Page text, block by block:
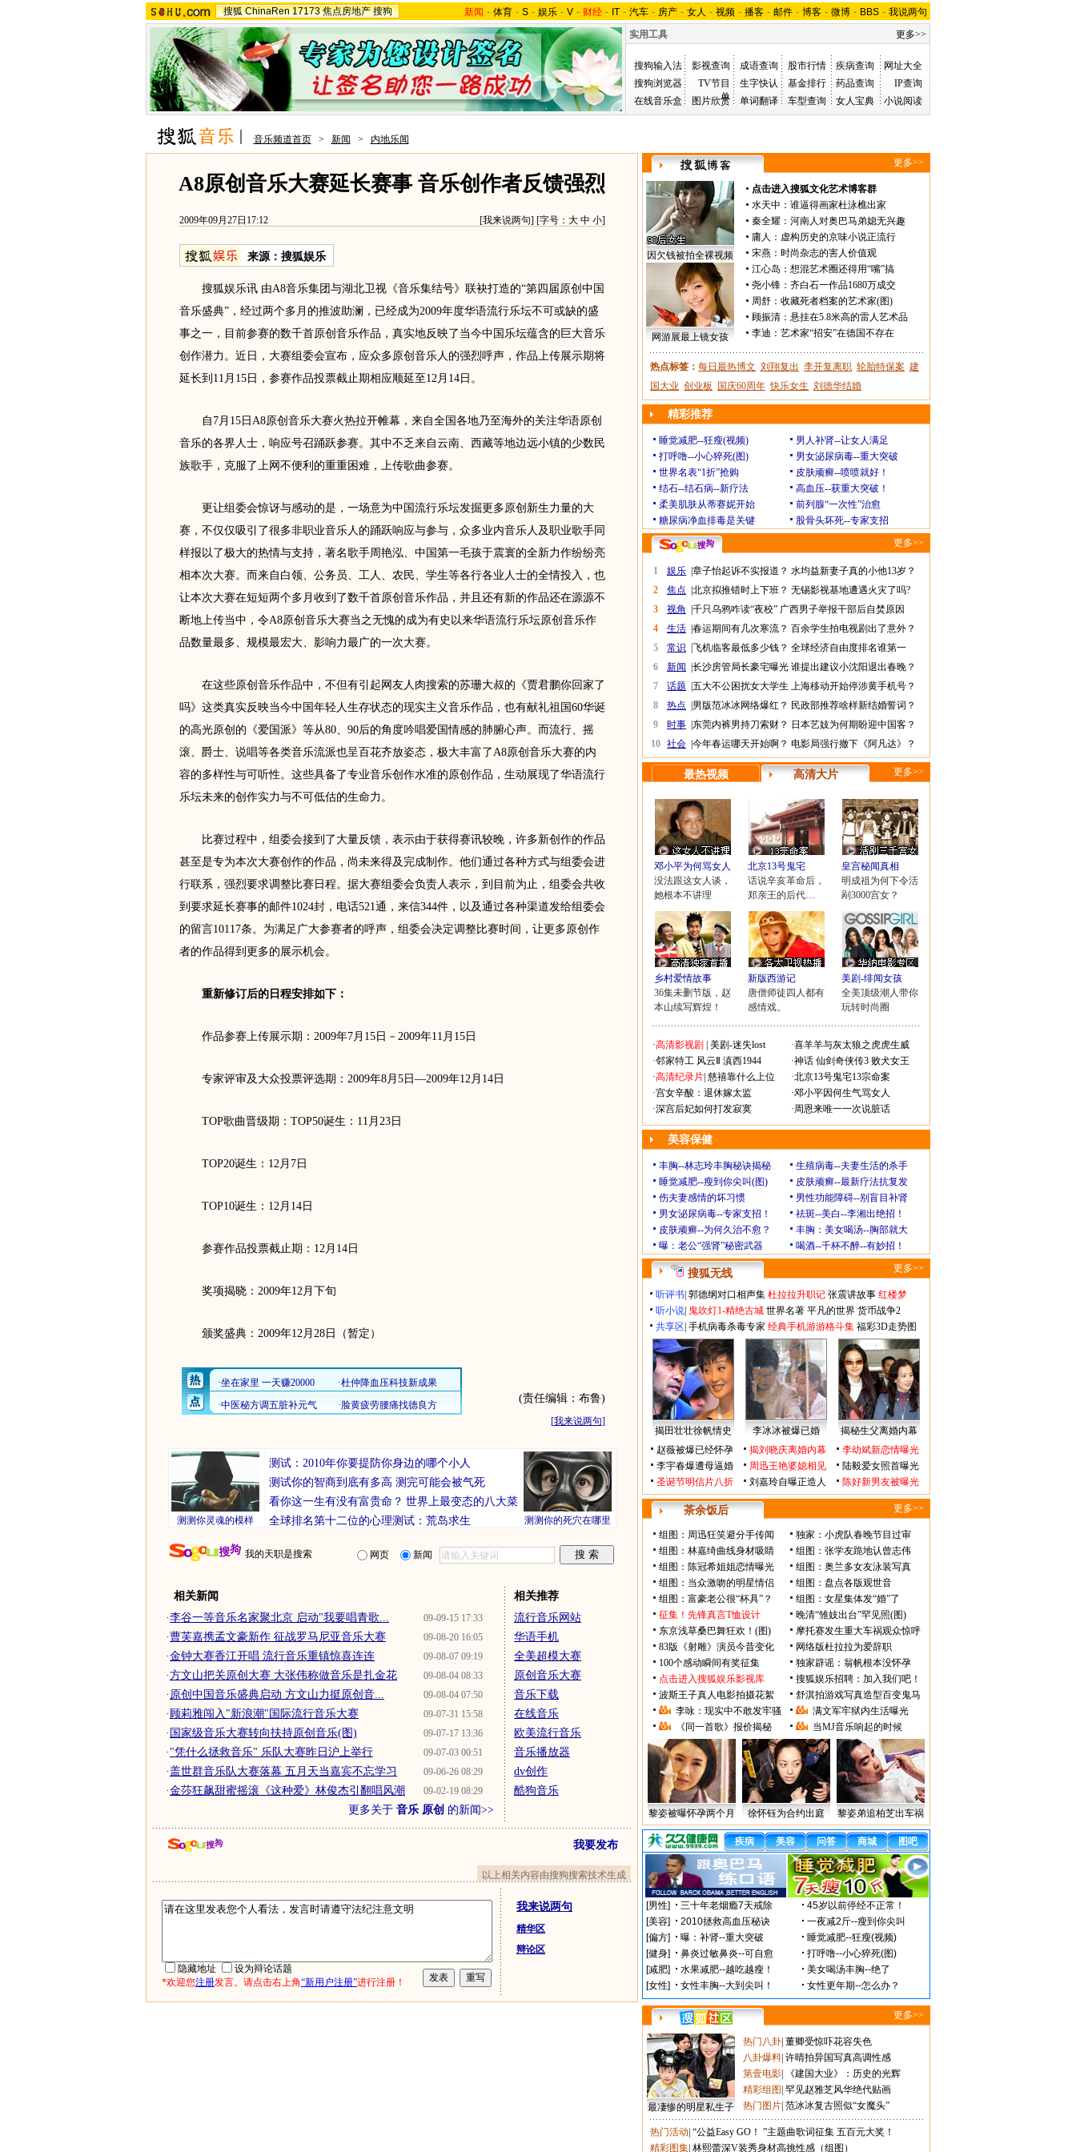
搜狐 ChinaRen 17173 焦点房地产 搜狗 新闻 - 体育 - S - 娱乐 - V - 财经 - IT - 汽车 - 房产 - 女人 - 视频 - 播客 - 邮件 - 博客 - 微博 - BBS - 我说两句
实用工具
更多>>
搜狗输入法 影视查询 成语查询 股市行情 疾病查询
网址大全
搜狗浏览器
TV节目
单
生字快认 基金排行 药品查询
IP查询
在线音乐盒
图片欣赏 单词翻译 车型查询 女人宝典 小说阅读
音乐频道首页 > 新闻 > 内地乐闻
A8原创音乐大赛延长赛事 音乐创作者反馈强烈
2009年09月27日17:12 [我来说两句] [字号： 大 中 小]
来源： 搜狐娱乐
搜狐娱乐讯 由A8音乐集团与湖北卫视《音乐集结号》联袂打造的“第四届原创中国
音乐盛典”，经过两个多月的推波助澜，已经成为2009年度华语流行乐坛不可或缺的盛
事之一，目前参赛的数千首原创音乐作品，真实地反映了当今中国乐坛蕴含的巨大音乐
创作潜力。近日，大赛组委会宣布，应众多原创音乐人的强烈呼声，作品上传展示期将
延长到11月15日，参赛作品投票截止期相应顺延至12月14日。
自7月15日A8原创音乐大赛火热拉开帷幕，来自全国各地乃至海外的关注华语原创
音乐的各界人士，响应号召踊跃参赛。其中不乏来自云南、西藏等地边远小镇的少数民
族歌手，克服了上网不便利的重重困难，上传歌曲参赛。
更让组委会惊讶与感动的是，一场意为中国流行乐坛发掘更多原创新生力量的大
赛，不仅仅吸引了很多非职业音乐人的踊跃响应与参与，众多业内音乐人及职业歌手同
样报以了极大的热情与支持，著名歌手周艳泓、中国第一毛孩于震寰的全新力作纷纷亮
相本次大赛。而来自白领、公务员、工人、农民、学生等各行各业人士的全情投入，也
让本次大赛在短短两个多月收到了数千首原创音乐作品，并且还有新的作品还在源源不
断地上传当中，令A8原创音乐大赛当之无愧的成为有史以来华语流行乐坛原创音乐作
品数量最多、规模最宏大、影响力最广的一次大赛。
在这些原创音乐作品中，不但有引起网友人肉搜索的苏珊大叔的《贾君鹏你回家了
吗》这类真实反映当今中国年轻人生存状态的现实主义音乐作品，也有献礼祖国60华诞
的高光原创的《爱国派》等从80、90后的角度吟唱爱国情感的肺腑心声。而流行、摇
滚、爵士、说唱等各类音乐流派也呈百花齐放姿态，极大丰富了A8原创音乐大赛的内
容的多样性与可听性。这些具备了专业音乐创作水准的原创作品，生动展现了华语流行
乐坛未来的创作实力与不可低估的生命力。
比赛过程中，组委会接到了大量反馈，表示由于获得赛讯较晚，许多新创作的作品
甚至是专为本次大赛创作的作品，尚未来得及完成制作。他们通过各种方式与组委会进
行联系，强烈要求调整比赛日程。据大赛组委会负责人表示，到目前为止，组委会共收
到要求延长赛事的邮件1024封，电话521通，来信344件，以及通过各种渠道发给组委会
的留言10117条。为满足广大参赛者的呼声，组委会决定调整比赛时间，让更多原创作
者的作品得到更多的展示机会。
重新修订后的日程安排如下：
作品参赛上传展示期：2009年7月15日－2009年11月15日
专家评审及大众投票评选期：2009年8月5日—2009年12月14日
TOP歌曲晋级期：TOP50诞生：11月23日
TOP20诞生：12月7日
TOP10诞生：12月14日
参赛作品投票截止期：12月14日
奖项揭晓：2009年12月下旬
颁奖盛典：2009年12月28日（暂定）
(责任编辑：布鲁)
[我来说两句]
测测你灵魂的模样
测试：2010年你要提防你身边的哪个小人
测试你的智商到底有多高 测完可能会被气死
看你这一生有没有富贵命？ 世界上最变态的八大菜
全球排名第十二位的心理测试：荒岛求生
测测你的死穴在哪里
我的天职是搜索 网页 新闻
相关新闻
09-09-15 17:33
·李谷一等音乐名家聚北京 启动"我要唱青歌...
09-08-20 16:05
·曹芙嘉携孟文豪新作 征战罗马尼亚音乐大赛
09-08-07 09:19
·金钟大赛香江开唱 流行音乐重镇惊喜连连
09-08-04 08:33
·方文山把关原创大赛 大张伟称做音乐是扎金花
09-08-04 07:50
· 原创中国音乐盛典启动 方文山力挺原创音...
09-07-31 15:58
· 顾莉雅闯入"新浪潮"国际流行音乐大赛
09-07-17 13:36
· 国家级音乐大赛转向扶持原创音乐(图)
09-07-03 00:51
· "凭什么拯救音乐" 乐队大赛昨日沪上举行
09-06-26 08:29
·盖世群音乐队大赛落幕 五月天当嘉宾不忘学习
09-02-19 08:29
·金莎狂飙甜蜜摇滚《这种爱》林俊杰引翻唱风潮
更多关于 音乐 原创 的新闻>>
相关推荐
流行音乐网站
华语手机
全美超模大赛
原创音乐大赛
音乐下载
在线音乐
欧美流行音乐
音乐播放器
dv创作
酷狗音乐
我要发布
以上相关内容由搜狗搜索技术生成
隐藏地址
设为辩论话题
*欢迎您注册发言。请点击右上角“新用户注册”进行注册！
我来说两句
精华区
辩论区
更多>>
因欠钱被拍全裸视频
网游展最上镜女孩
点击进入搜狐文化艺术博客群
水天中 ： 谁逼得画家杜泳樵出家
秦全耀 ： 河南人对奥巴马弟媳无兴趣
庸人 ： 虚构历史的京味小说正流行
宋燕 ： 时尚杂志的害人价值观
江心岛 ： 想混艺术圈还得用“嘴”搞
尧小锋 ： 齐白石一作品1680万成交
周舒 ： 收藏死者档案的艺术家(图)
顾振清 ： 悬挂在5.8米高的雷人艺术品
李迪 ： 艺术家“招安”在德国不存在
热点标签： 每日最热博文 刘翔复出 李开复离职 轮胎特保案 建
国大业 创业板 国庆60周年 快乐女生 刘德华结婚
精彩推荐
睡觉减肥--狂瘦(视频)
男人补肾--让女人满足
打呼噜--小心猝死(图)
男女泌尿病毒--重大突破
世界名表“1折”抢购
皮肤顽癣--喷喷就好！
结石--结石病--新疗法
高血压--获重大突破！
柔美肌肤从蒂赛妮开始
前列腺“一次性”治愈
糖尿病净血排毒是关键
股骨头坏死--专家支招
更多>>
1 娱乐 章子怡起诉不实报道？ 水均益新妻子真的小他13岁？
2
焦点 北京拟推错时上下班？ 无锡影视基地遭遇火灾了吗?
3
视角 千只乌鸦咋读“夜校” 广西男子举报干部后自焚原因
4
生活 春运期间有几次寒流？ 百余学生拍电视剧出了意外？
5
常识 飞机临客最低多少钱？ 全球经济自由度排名谁第一
6
新闻 长沙房管局长豪宅曝光 谁提出建议小沈阳退出春晚？
7
话题 五大不公困扰女大学生 上海移动开始停涉黄手机号？
8
热点 男版范冰冰网络爆红？ 民政部推荐啥样新结婚誓词？
9
时事 东莞内裤男持刀索财？ 日本艺妓为何期盼迎中国客？
10 社会 今年春运哪天开始啊？ 电影局强行撤下《阿凡达》？
最热视频 高清大片 更多>>
邓小平为何骂女人
没法跟这女人谈，
她根本不讲理
北京13号鬼宅
话说辛亥革命后，
郑亲王的后代…
皇宫秘闻真相
明成祖为何下令活
剐3000宫女？
乡村爱情故事
36集未删节版，赵
本山续写辉煌！
新版西游记
唐僧师徒四人都有
感情戏。
美剧-绯闻女孩
全美顶级潮人带你
玩转时尚圈
·高清影视剧 美剧-迷失lost ·喜羊羊与灰太狼之虎虎生威
·邻家特工 风云Ⅱ 滇西1944 ·神话 仙剑奇侠传3 败犬女王
·高清纪录片 慈禧靠什么上位 ·北京13号鬼宅13宗命案
·宫女辛酸：退休嫁太监 ·邓小平因何生气骂女人
·深宫后妃如何打发寂寞 ·周恩来唯一一次说脏话
美容保健
丰胸--林志玲丰胸秘诀揭秘
生殖病毒--夫妻生活的杀手
睡觉减肥--瘦到你尖叫(图)
皮肤顽癣--最新疗法抗复发
伤夫妻感情的坏习惯
男性功能障碍--别盲目补肾
男女泌尿病毒--专家支招！
祛斑--美白--李湘出绝招！
皮肤顽癣--为何久治不愈？
丰胸：美女喝汤--胸部就大
曝：老公“强肾”秘密武器
喝酒--千杯不醉--有妙招！
搜狐无线 更多>>
听评书 郭德纲对口相声集 杜拉拉升职记 张震讲故事 红楼梦
听小说 鬼吹灯1-精绝古城 世界名著 平凡的世界 货币战争2
共享区 手机病毒杀毒专家 经典手机游游格斗集 福彩3D走势图
揭田壮壮徐帆情史 李冰冰被爆已婚
揭秘生父离婚内幕
赵薇被爆已经怀孕
揭刘晓庆离婚内幕
李幼斌新恋情曝光
李宇春爆遭母逼婚
周迅王艳婆媳相见
陆毅爱女照首曝光
圣诞节明信片八折
刘嘉玲自曝正造人 陈好新男友被曝光
茶余饭后 更多>>
组图：周迅狂笑避分手传闻
独家：小虎队春晚节目过审
组图：林嘉绮曲线身材吸睛
组图：张学友跪地认曾志伟
组图：陈冠希姐姐恋情曝光
组图：奥兰多女友泳装写真
组图：当众激吻的明星情侣
组图：盘点各版观世音
组图：富豪老公很“杯具”？
组图：女星集体发“婚”了
征集！先锋真言T恤设计
晚清“雏妓出台”罕见照(图)
东京浅草桑巴舞狂欢！(图)
摩托赛发生重大车祸观众惊呼
83版《射雕》演员今昔变化
网络版杜拉拉为爱辞职
100个感动瞬间有奖征集
独家辟谣：翁帆根本没怀孕
点击进入搜狐娱乐影视库
搜狐娱乐招聘：加入我们吧！
波斯王子真人电影拍摄花絮
舒淇拍游戏写真造型百变鬼马
李咏：现实中不敢发牢骚
满文军牢狱内生活曝光
《同一首歌》报价揭秘
当MJ音乐响起的时候
黎姿被曝怀孕两个月 徐怀钰为合约出庭 黎姿弟追柏芝出车祸
更多>>
最凄惨的明星私生子
热门八卦 董卿受惊吓花容失色
八卦爆料 许晴拍异国写真高调性感
第壹电影
《建国大业》：历史的光辉
精彩组图 罕见赵雅芝风华绝代贴画
热门图片 范冰冰复古照似“女魔头”
热门活动 “公益Easy GO！ ”主题曲歌词征集 五百元大奖！
精彩图集 林熙蕾深V装秀身材高挑性感（组图）